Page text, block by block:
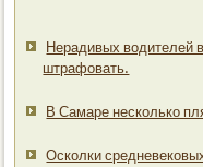
Нерадивых водителей
штрафовать.
В Самаре несколько
Осколки